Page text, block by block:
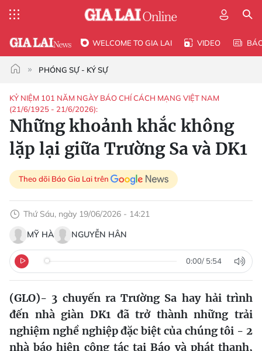
WELCOME TO GIA LAI VIDEO
PHÓNG SỰ - KÝ SỰ
KỶ NIỆM 101 NĂM NGÀY BÁO CHÍ CÁCH MẠNG VIỆT NAM
(21/6/1925 - 21/6/2026):
Những khoảnh khắc không
lặp lại giữa Trường Sa và DK1
Theo dõi Báo Gia Lai trên
Thứ Sáu, ngày 19/06/2026 - 14:21
MỸ HÀ
NGUYỄN HÂN
0:00/ 5:54
(GLO)- 3 chuyến ra Trường Sa hay hải trình
đến nhà giàn DK1 đã trở thành những trải
nghiệm nghề nghiệp đặc biệt của chúng tôi - 2
nhà báo hiện công tác tại Báo và phát thanh,